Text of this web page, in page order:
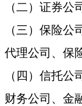
（二）证券公
（三）保险
代理公司、保
（四）信托
财务公司、金